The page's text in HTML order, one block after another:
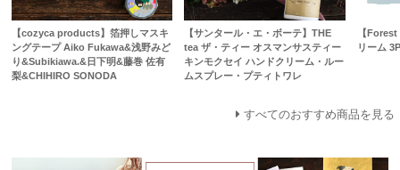
【cozyca products】箔押しマスキ
ングテープ Aiko Fukawa&浅野みど
り&Subikiawa.&日下明&藤巻 佐有
梨&CHIHIRO SONODA
【サンタール・エ・ボーテ】THE
tea ザ・ティー オスマンサスティー
キンモクセイ ハンドクリーム・ルー
ムスプレー・プティトワレ
【
リーム
すべてのおすすめ商品を見る